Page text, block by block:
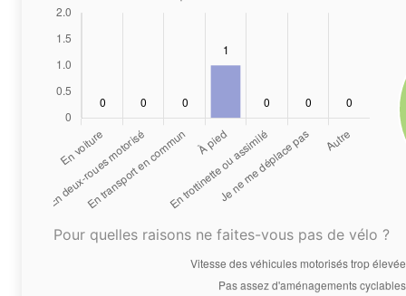
Pour quelles raisons ne faites-vous pas de vélo ?